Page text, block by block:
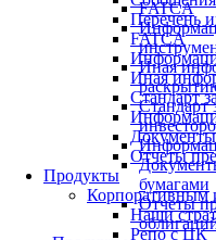
Перечень
FATCA
Иная
Стандарт
Отчеты
Продукты
Корпоративным
Наши
Репо с ЦК
FATCA
Иная
Стандарт
бумагами
Отчеты